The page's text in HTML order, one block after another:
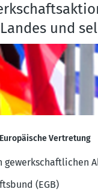
und
Europäische Vertretung
(EGB)